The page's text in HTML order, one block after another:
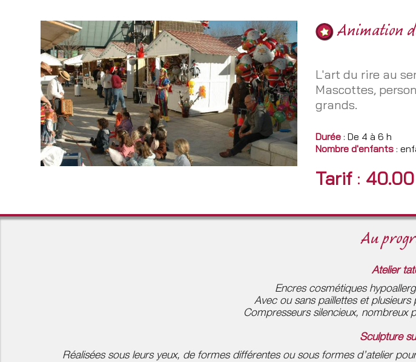
Animation
L'art du rire au
Mascottes,
grands.
Durée: De 4 à 6 h
Nombre d'enfants:
Tarif:
Au
Atelier
Encres cosmétiques
Avec ou sans paillettes et plusieurs
Compresseurs silencieux, nombreux
Sculpture
Réalisées sous leurs yeux, de formes différentes ou sous formes d’atelier